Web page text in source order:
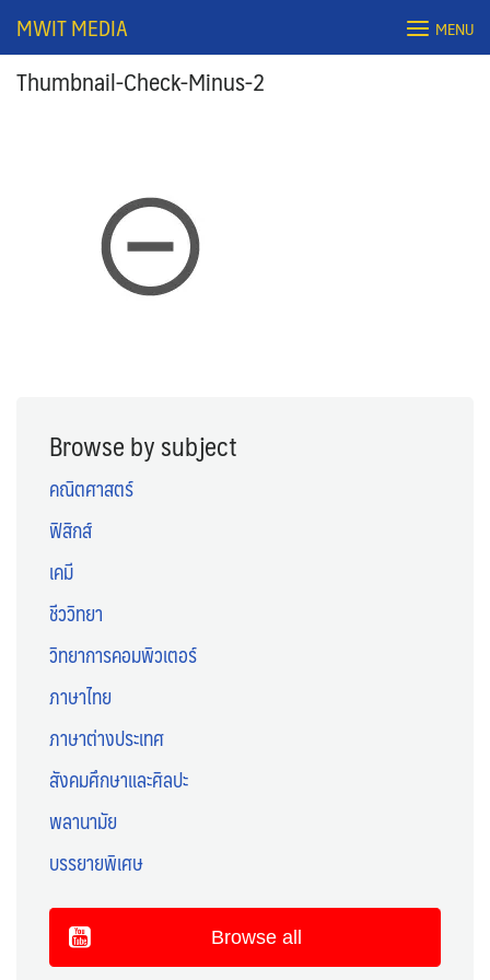
MWIT MEDIA MENU
Thumbnail-Check-Minus-2
Browse by subject
คณิตศาสตร์
ฟิสิกส์
เคมี
ชีววิทยา
วิทยาการคอมพิวเตอร์
ภาษาไทย
ภาษาต่างประเทศ
สังคมศึกษาและศิลปะ
พลานามัย
บรรยายพิเศษ
Browse all